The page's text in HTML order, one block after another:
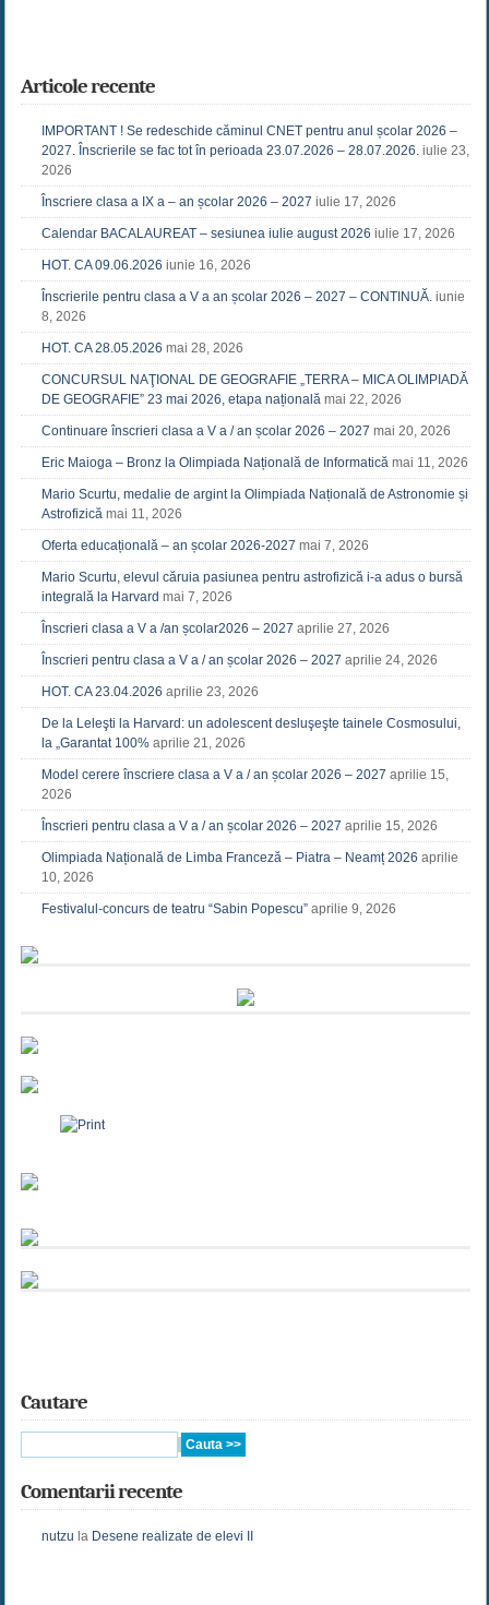
Articole recente
IMPORTANT ! Se redeschide căminul CNET pentru anul școlar 2026 –
2027. Înscrierile se fac tot în perioada 23.07.2026 – 28.07.2026. iulie 23,
2026
Înscriere clasa a IX a – an școlar 2026 – 2027 iulie 17, 2026
Calendar BACALAUREAT – sesiunea iulie august 2026 iulie 17, 2026
HOT. CA 09.06.2026 iunie 16, 2026
Înscrierile pentru clasa a V a an școlar 2026 – 2027 – CONTINUĂ. iunie
8, 2026
HOT. CA 28.05.2026 mai 28, 2026
CONCURSUL NAŢIONAL DE GEOGRAFIE „TERRA – MICA OLIMPIADĂ
DE GEOGRAFIE” 23 mai 2026, etapa națională mai 22, 2026
Continuare înscrieri clasa a V a / an școlar 2026 – 2027 mai 20, 2026
Eric Maioga – Bronz la Olimpiada Națională de Informatică mai 11, 2026
Mario Scurtu, medalie de argint la Olimpiada Națională de Astronomie și
Astrofizică mai 11, 2026
Oferta educațională – an școlar 2026-2027 mai 7, 2026
Mario Scurtu, elevul căruia pasiunea pentru astrofizică i-a adus o bursă
integrală la Harvard mai 7, 2026
Înscrieri clasa a V a /an școlar2026 – 2027 aprilie 27, 2026
Înscrieri pentru clasa a V a / an școlar 2026 – 2027 aprilie 24, 2026
HOT. CA 23.04.2026 aprilie 23, 2026
De la Leleşti la Harvard: un adolescent desluşeşte tainele Cosmosului,
la „Garantat 100% aprilie 21, 2026
Model cerere înscriere clasa a V a / an școlar 2026 – 2027 aprilie 15,
2026
Înscrieri pentru clasa a V a / an școlar 2026 – 2027 aprilie 15, 2026
Olimpiada Națională de Limba Franceză – Piatra – Neamț 2026 aprilie
10, 2026
Festivalul-concurs de teatru “Sabin Popescu” aprilie 9, 2026
Cautare
Comentarii recente
nutzu la Desene realizate de elevi II